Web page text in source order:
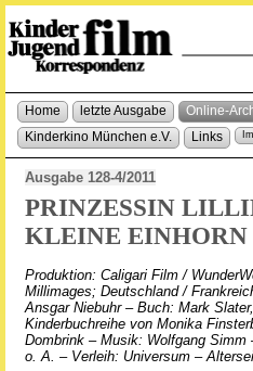
Home letzte Ausgabe Online-
Kinderkino München e.V.
Links
Ausgabe 128-4/2011
PRINZESSIN
KLEINE EINHORN
Produktion: Caligari Film /
Millimages; Deutschland /
Ansgar Niebuhr – Buch: Mark
Kinderbuchreihe von Monika
Dombrink – Musik: Wolfgang
o. A. – Verleih: Universum –